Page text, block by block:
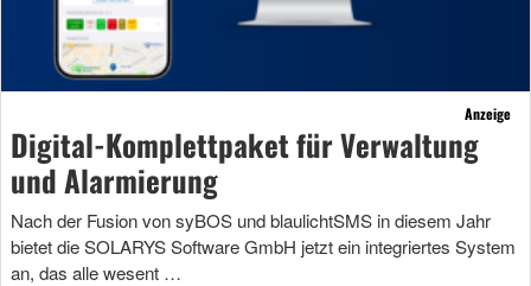
Anzeige
Digital-Komplettpaket für Verwaltung
und Alarmierung
Nach der Fusion von syBOS und blaulichtSMS in diesem Jahr
bietet die SOLARYS Software GmbH jetzt ein integriertes System
an, das alle wesent …